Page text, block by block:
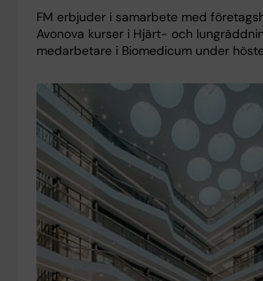
FM erbjuder i samarbete med
Avonova kurser i Hjärt- och
medarbetare i Biomedicum under